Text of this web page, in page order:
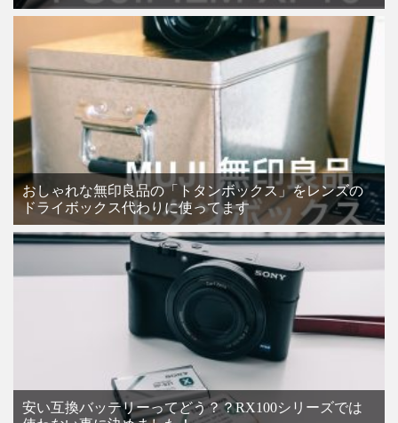
おしゃれな無印良品の「トタンボックス」をレンズの
ドライボックス代わりに使ってます
安い互換バッテリーってどう？？RX100シリーズでは